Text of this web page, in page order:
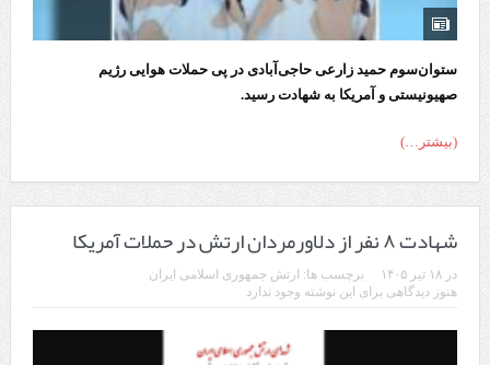
ستوان‌سوم حمید زارعی حاجی‌آبادی در پی حملات هوایی رژیم
صهیونیستی و آمریکا به شهادت رسید.
(بیشتر…)
شهادت ۸ نفر از دلاورمردان ارتش در حملات آمریکا
در ۱۸ تیر ۱۴۰۵ برچسب ها: ارتش جمهوری اسلامی ایران
هنوز دیدگاهی برای این نوشته وجود ندارد